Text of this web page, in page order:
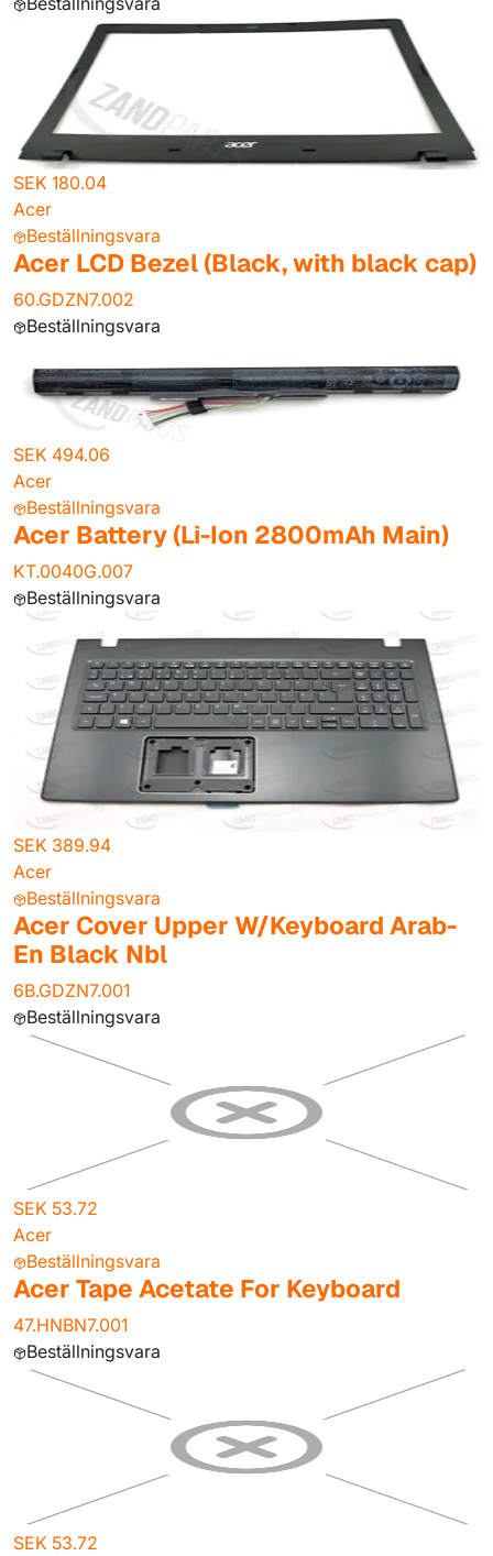
SEK 180.04
Acer
Beställningsvara
Acer LCD Bezel (Black, with black cap)
60.GDZN7.002
Beställningsvara
SEK 494.06
Acer
Beställningsvara
Acer Battery (Li-Ion 2800mAh Main)
KT.0040G.007
Beställningsvara
SEK 389.94
Acer
Beställningsvara
Acer Cover Upper W/Keyboard Arab-
En Black Nbl
6B.GDZN7.001
Beställningsvara
SEK 53.72
Acer
Beställningsvara
Acer Tape Acetate For Keyboard
47.HNBN7.001
Beställningsvara
SEK 53.72